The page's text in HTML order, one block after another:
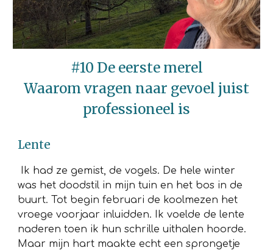
#10 De eerste merel
Waarom vragen naar gevoel juist
professioneel is
Lente
Ik had ze gemist, de vogels. De hele winter
was het doodstil in mijn tuin en het bos in de
buurt. Tot begin februari de koolmezen het
vroege voorjaar inluidden. Ik voelde de lente
naderen toen ik hun schrille uithalen hoorde.
Maar mijn hart maakte echt een sprongetje